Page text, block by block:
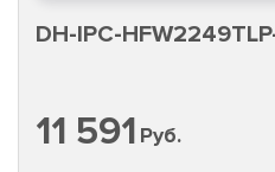
DH-IPC-
11 591 Руб.